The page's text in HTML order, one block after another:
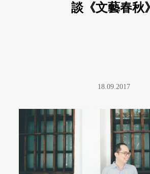
談《文藝春秋》
18.09.2017